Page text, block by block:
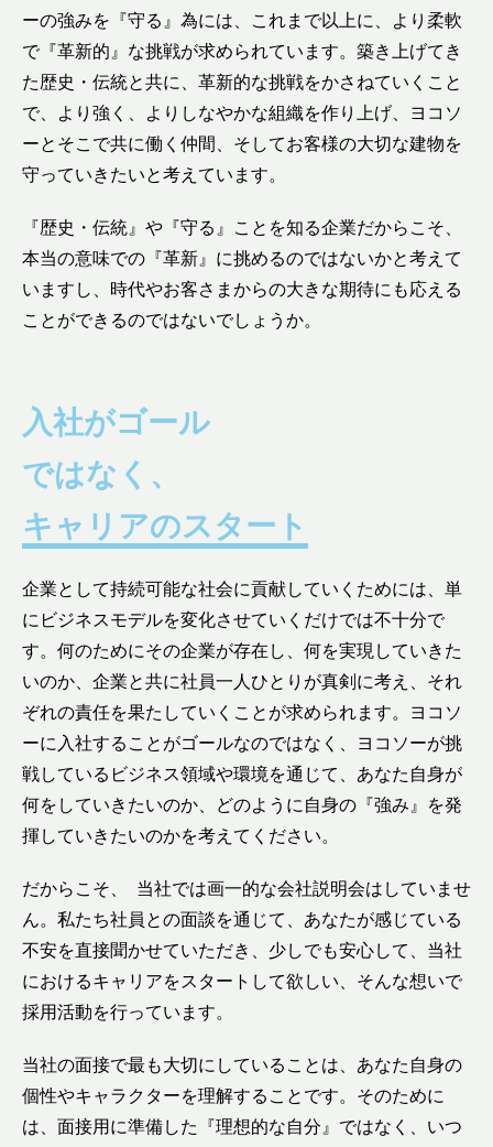
ーの強みを『守る』為には、これまで以上に、より柔軟
で『革新的』な挑戦が求められています。築き上げてき
た歴史・伝統と共に、革新的な挑戦をかさねていくこと
で、より強く、よりしなやかな組織を作り上げ、ヨコソ
ーとそこで共に働く仲間、そしてお客様の大切な建物を
守っていきたいと考えています。
『歴史・伝統』や『守る』ことを知る企業だからこそ、
本当の意味での『革新』に挑めるのではないかと考えて
いますし、時代やお客さまからの大きな期待にも応える
ことができるのではないでしょうか。
入社がゴール
ではなく、
キャリアのスタート
企業として持続可能な社会に貢献していくためには、単
にビジネスモデルを変化させていくだけでは不十分で
す。何のためにその企業が存在し、何を実現していきた
いのか、企業と共に社員一人ひとりが真剣に考え、それ
ぞれの責任を果たしていくことが求められます。ヨコソ
ーに入社することがゴールなのではなく、ヨコソーが挑
戦しているビジネス領域や環境を通じて、あなた自身が
何をしていきたいのか、どのように自身の『強み』を発
揮していきたいのかを考えてください。
だからこそ、 当社では画一的な会社説明会はしていませ
ん。私たち社員との面談を通じて、あなたが感じている
不安を直接聞かせていただき、少しでも安心して、当社
におけるキャリアをスタートして欲しい、そんな想いで
採用活動を行っています。
当社の面接で最も大切にしていることは、あなた自身の
個性やキャラクターを理解することです。そのために
は、面接用に準備した『理想的な自分』ではなく、いつ